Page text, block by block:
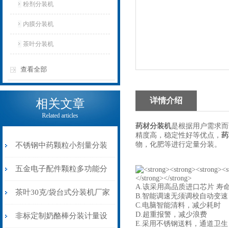
粉剂分装机
内膜分装机
茶叶分装机
查看全部
相关文章
Related articles
不锈钢中药颗粒小剂量分装
机1g-50g厂家
五金电子配件颗粒多功能分
装机旋转盘下料
茶叶30克/袋台式分装机厂家
非标定制奶酪棒分装计量设
详情介绍
药材分装机是根据用户需求
精度高，稳定性好等优点，
物，化肥等进行定量分装。
A.该采用高品质进口芯片 寿
B.智能调速无须调校自动变
C.电脑智能清料，减少耗时
D.超重报警，减少浪费
E.采用不锈钢送料，通道卫